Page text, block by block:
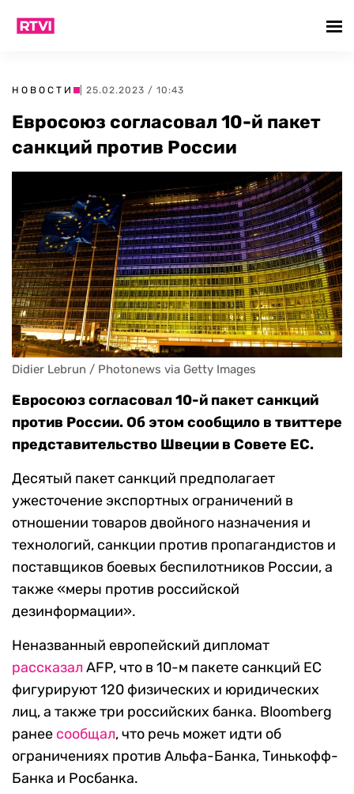
НОВОСТИ | 25.02.2023 / 10:43
Евросоюз согласовал 10-й пакет
санкций против России
Didier Lebrun / Photonews via Getty Images
Евросоюз согласовал 10-й пакет санкций
против России. Об этом сообщило в твиттере
представительство Швеции в Совете ЕС.
Десятый пакет санкций предполагает
ужесточение экспортных ограничений в
отношении товаров двойного назначения и
технологий, санкции против пропагандистов и
поставщиков боевых беспилотников России, а
также «меры против российской
дезинформации».
Неназванный европейский дипломат
рассказал AFP, что в 10-м пакете санкций ЕС
фигурируют 120 физических и юридических
лиц, а также три российских банка. Bloomberg
ранее сообщал, что речь может идти об
ограничениях против Альфа-Банка, Тинькофф-
Банка и Росбанка.